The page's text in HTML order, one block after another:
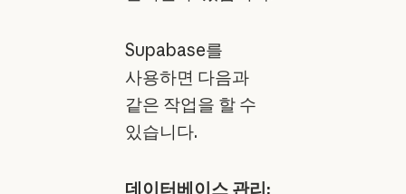
Supabase를
사용하면 다음과
같은 작업을 할 수
있습니다.
데이터베이스 관리: